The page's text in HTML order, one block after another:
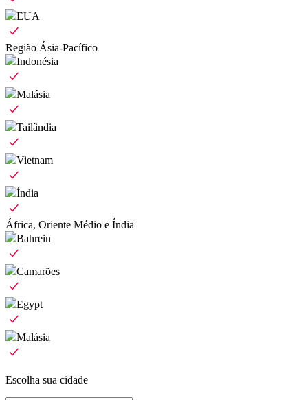
EUA
Região Ásia-Pacífico
Indonésia
Malásia
Tailândia
Vietnam
Índia
África, Oriente Médio e Índia
Bahrein
Camarões
Egypt
Malásia
Escolha sua cidade